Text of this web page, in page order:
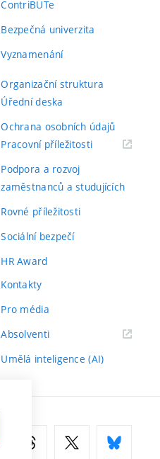
ContriBUTe
Bezpečná univerzita
Vyznamenání
Organizační struktura
Úřední deska
Ochrana osobních údajů
Pracovní příležitosti(externí
Podpora a rozvoj
zaměstnanců a studujících
Rovné příležitosti
Sociální bezpečí
HR Award
Kontakty
Pro média
Absolventi(externí
Umělá inteligence (AI)